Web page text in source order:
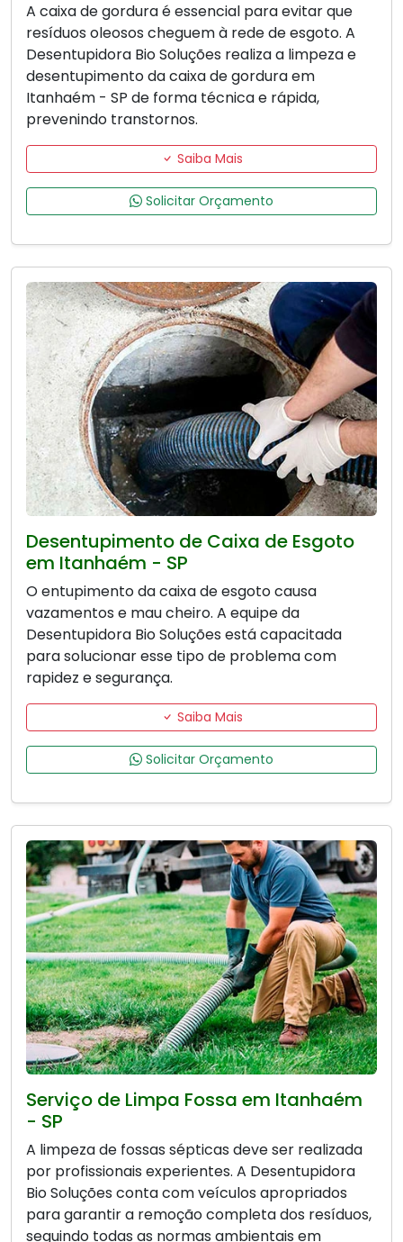
A caixa de gordura é essencial para evitar que
resíduos oleosos cheguem à rede de esgoto. A
Desentupidora Bio Soluções realiza a limpeza e
desentupimento da caixa de gordura em
Itanhaém - SP de forma técnica e rápida,
prevenindo transtornos.
Saiba Mais
Solicitar Orçamento
Desentupimento de Caixa de Esgoto
em Itanhaém - SP
O entupimento da caixa de esgoto causa
vazamentos e mau cheiro. A equipe da
Desentupidora Bio Soluções está capacitada
para solucionar esse tipo de problema com
rapidez e segurança.
Saiba Mais
Solicitar Orçamento
Serviço de Limpa Fossa em Itanhaém
- SP
A limpeza de fossas sépticas deve ser realizada
por profissionais experientes. A Desentupidora
Bio Soluções conta com veículos apropriados
para garantir a remoção completa dos resíduos,
seguindo todas as normas ambientais em